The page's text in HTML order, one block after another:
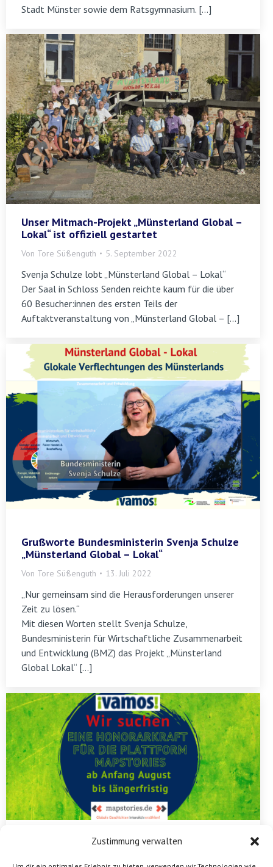
Zustimmung verwalten
Stadt Münster sowie dem Ratsgymnasium. […]
Unser Mitmach-Projekt „Münsterland Global –
Lokal“ ist offiziell gestartet
Von Tore Süßenguth 5. September 2022
Svenja Schulze lobt „Münsterland Global – Lokal“
Der Saal in Schloss Senden reichte kaum für die über
60 Besucher:innen des ersten Teils der
Auftaktveranstaltung von „Münsterland Global – […]
Grußworte Bundesministerin Svenja Schulze
„Münsterland Global – Lokal“
Von Tore Süßenguth 13. Juli 2022
„Nur gemeinsam sind die Herausforderungen unserer
Zeit zu lösen.“
Mit diesen Worten stellt Svenja Schulze,
Bundesministerin für Wirtschaftliche Zusammenarbeit
und Entwicklung (BMZ) das Projekt „Münsterland
Global Lokal“ […]
Honorarkraft für Plattform Mapstories und
Bildungsarbeit gesucht!